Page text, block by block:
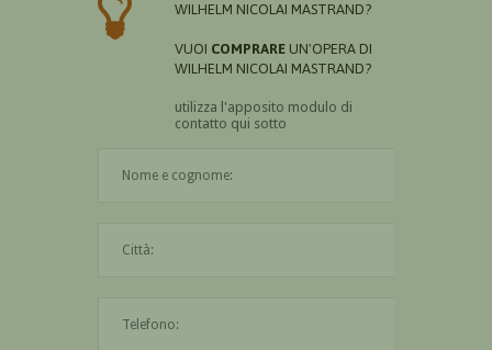
WILHELM NICOLAI MASTRAND?
VUOI COMPRARE UN'OPERA DI
WILHELM NICOLAI MASTRAND?
utilizza l'apposito modulo di
contatto qui sotto